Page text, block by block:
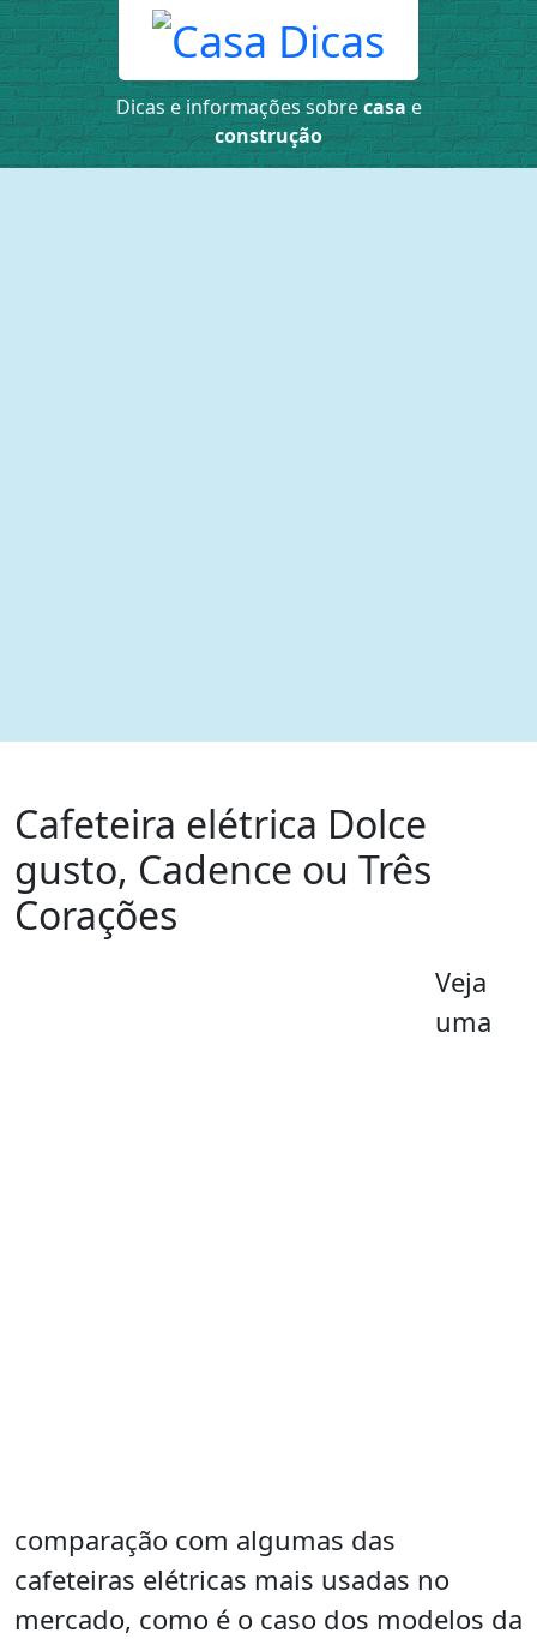
Dicas e informações sobrecasae
construção
Cafeteira elétrica Dolce
gusto, Cadence ou Três
Corações
Veja
uma
comparação com algumas das
cafeteiras elétricas mais usadas no
mercado, como é o caso dos modelos da